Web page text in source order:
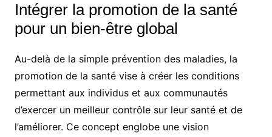
Intégrer la promotion de la santé
pour un bien-être global
Au-delà de la simple prévention des maladies, la
promotion de la santé vise à créer les conditions
permettant aux individus et aux communautés
d’exercer un meilleur contrôle sur leur santé et de
l’améliorer. Ce concept englobe une vision